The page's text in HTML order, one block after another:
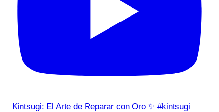
Kintsugi: El Arte de Reparar con Oro ✨ #kintsugi